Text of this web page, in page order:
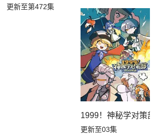
更新至第472集
1999！神秘学对策
更新至03集